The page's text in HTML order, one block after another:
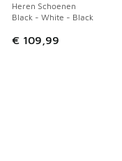
Heren Schoenen
Black - White - Black
€ 109,99